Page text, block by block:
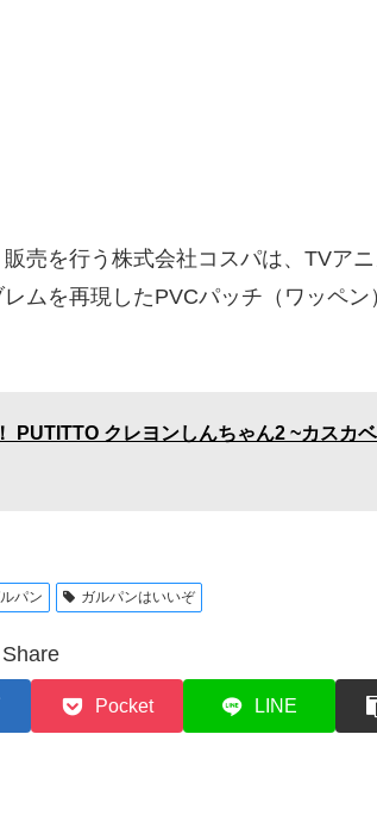
売を行う株式会社コスパは、TVア
ムを再現したPVCパッチ（ワッペ
PUTITTO クレヨンしんちゃん2 ~カスカ
パン ガルパンはいいぞ
Share
Pocket LINE